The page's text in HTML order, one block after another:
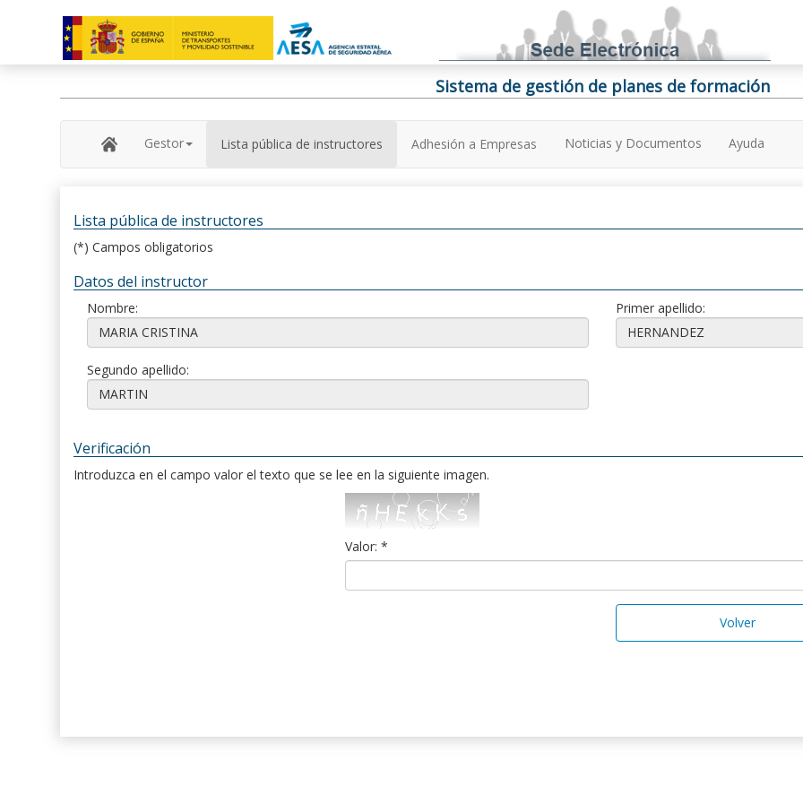
Sistema de gestión de planes de formación
Gestor Lista pública de instructores Adhesión a Empresas Noticias y Documentos Ayuda
Lista pública de instructores
(*) Campos obligatorios
Datos del instructor
Nombre: Primer apellido:
Segundo apellido:
Verificación
Introduzca en el campo valor el texto que se lee en la siguiente imagen.
Valor: *
Volver